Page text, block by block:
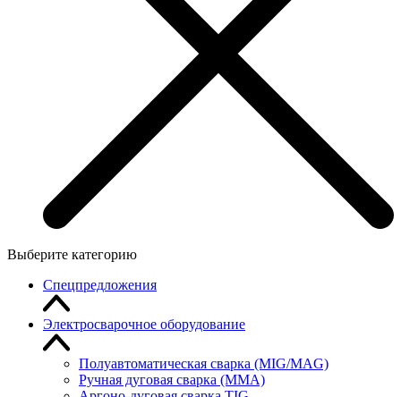
Выберите категорию
Спецпредложения
Электросварочное оборудование
Полуавтоматическая сварка (MIG/MAG)
Ручная дуговая сварка (MMA)